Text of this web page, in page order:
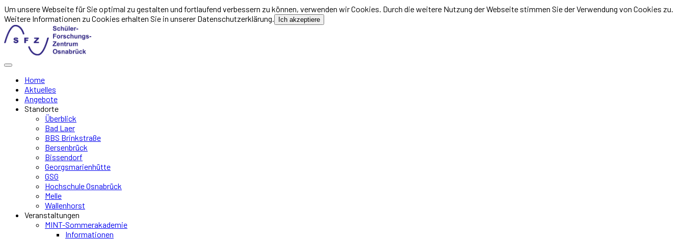
Um unsere Webseite für Sie optimal zu gestalten und fortlaufend verbessern zu können, verwenden wir Cookies. Durch die weitere Nutzung der Webseite stimmen Sie der Verwendung von Cookies zu.
Weitere Informationen zu Cookies erhalten Sie in unserer Datenschutzerklärung.
Ich akzeptiere
Home
Aktuelles
Angebote
Standorte
Überblick
Bad Laer
BBS Brinkstraße
Bersenbrück
Bissendorf
Georgsmarienhütte
GSG
Hochschule Osnabrück
Melle
Wallenhorst
Veranstaltungen
MINT-Sommerakademie
Informationen